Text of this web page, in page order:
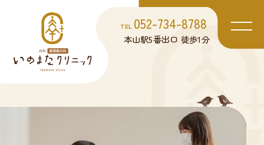
TEL 052-734-8788
本山駅5番出口 徒歩1分